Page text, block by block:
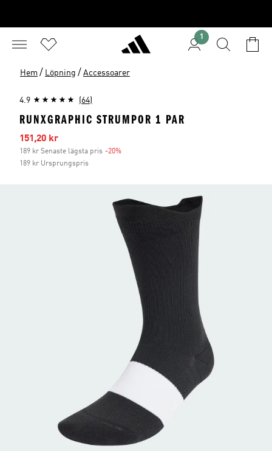
1
Hem / Löpning / Accessoarer
4.9 (64)
RUNXGRAPHIC STRUMPOR 1 PAR
Reapris
151,20 kr
189 kr Senaste lägsta pris -20%
189 kr Ursprungspris